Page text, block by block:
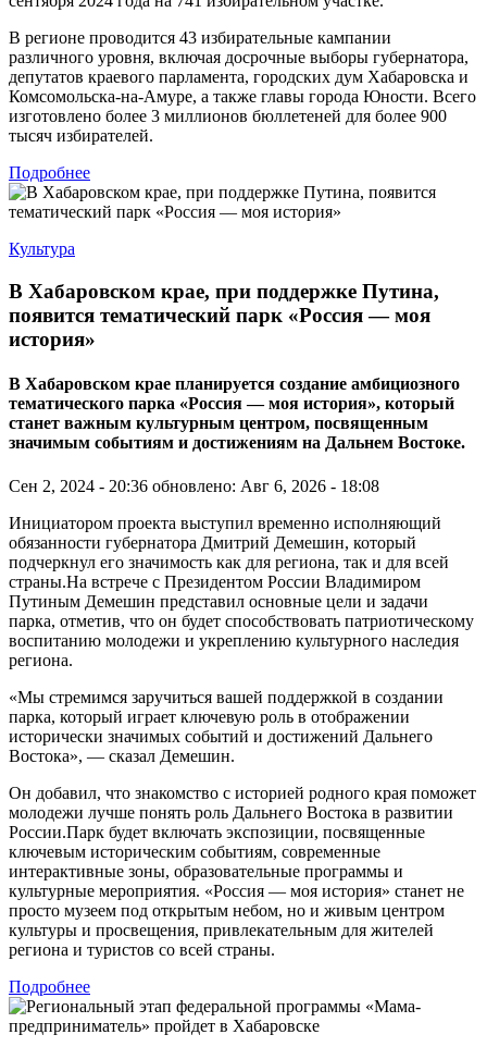
В регионе проводится 43 избирательные кампании
различного уровня, включая досрочные выборы губернатора,
депутатов краевого парламента, городских дум Хабаровска и
Комсомольска-на-Амуре, а также главы города Юности. Всего
изготовлено более 3 миллионов бюллетеней для более 900
тысяч избирателей.
Подробнее
Культура
В Хабаровском крае, при поддержке Путина,
появится тематический парк «Россия — моя
история»
В Хабаровском крае планируется создание амбициозного
тематического парка «Россия — моя история», который
станет важным культурным центром, посвященным
значимым событиям и достижениям на Дальнем Востоке.
Сен 2, 2024 - 20:36 обновлено: Авг 6, 2026 - 18:08
Инициатором проекта выступил временно исполняющий
обязанности губернатора Дмитрий Демешин, который
подчеркнул его значимость как для региона, так и для всей
страны.На встрече с Президентом России Владимиром
Путиным Демешин представил основные цели и задачи
парка, отметив, что он будет способствовать патриотическому
воспитанию молодежи и укреплению культурного наследия
региона.
«Мы стремимся заручиться вашей поддержкой в создании
парка, который играет ключевую роль в отображении
исторически значимых событий и достижений Дальнего
Востока», — сказал Демешин.
Он добавил, что знакомство с историей родного края поможет
молодежи лучше понять роль Дальнего Востока в развитии
России.Парк будет включать экспозиции, посвященные
ключевым историческим событиям, современные
интерактивные зоны, образовательные программы и
культурные мероприятия. «Россия — моя история» станет не
просто музеем под открытым небом, но и живым центром
культуры и просвещения, привлекательным для жителей
региона и туристов со всей страны.
Подробнее